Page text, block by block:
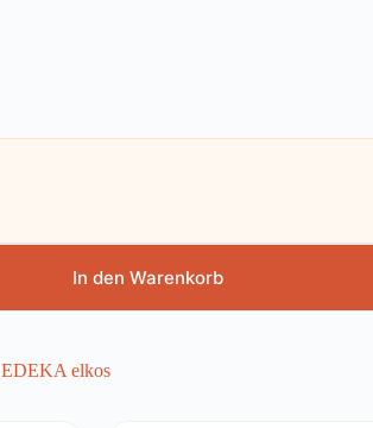
In den Warenkorb
EDEKA elkos